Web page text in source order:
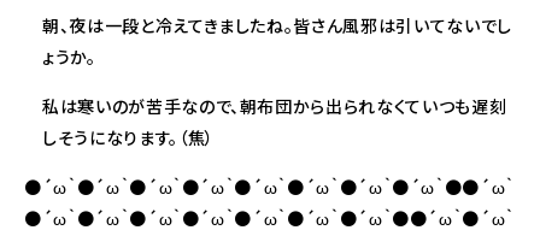
朝、夜は一段と冷えてきましたね。皆さん風邪は引いてないでし
ょうか。
私は寒いのが苦手なので、朝布団から出られなくていつも遅刻
しそうになります。（焦）
●´ω｀●´ω｀●´ω｀●´ω｀●´ω｀●´ω｀●´ω｀●´ω｀●●´ω｀
●´ω｀●´ω｀●´ω｀●´ω｀●´ω｀●´ω｀●´ω｀●●´ω｀●´ω｀